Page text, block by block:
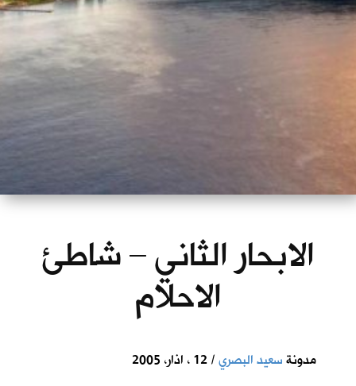
الابحار الثاني – شاطئ
الاحلام
مدونةسعيد البصري/ 12 ، اذار، 2005